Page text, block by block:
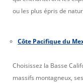
ou les plus épris de
Côte Pacifique du
Choisissez la Basse
massifs montagneux,